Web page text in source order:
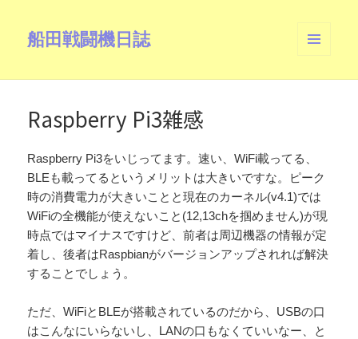
船田戦闘機日誌
ーとウ
Raspberry Pi3雑感
Raspberry Pi3をいじってます。速い、WiFi載ってる、
BLEも載ってるというメリットは大きいですな。ピーク
時の消費電力が大きいことと現在のカーネル(v4.1)では
WiFiの全機能が使えないこと(12,13chを掴めません)が現
時点ではマイナスですけど、前者は周辺機器の情報が定
着し、後者はRaspbianがバージョンアップされれば解決
することでしょう。
ただ、WiFiとBLEが搭載されているのだから、USBの口
はこんなにいらないし、LANの口もなくていいなー、と